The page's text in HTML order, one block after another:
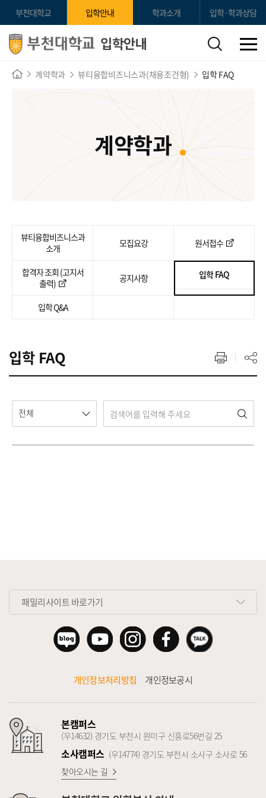
부천대학교 입학안내 학과소개 입학·학과상담
입학안내
계약학과 뷰티융합비즈니스과(채용조건형) 입학 FAQ
계약학과
뷰티융합비즈니스과
소개
모집요강 원서접수
합격자 조회 (고지서
출력)
공지사항 입학 FAQ
입학 Q&A
입학 FAQ
전체
패밀리사이트 바로가기
개인정보처리방침 개인정보공시
본캠퍼스
(우14632) 경기도 부천시 원미구 신흥로56번길 25
소사캠퍼스 (우14774) 경기도 부천시 소사구 소사로 56
찾아오시는 길